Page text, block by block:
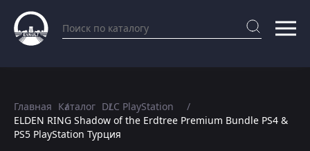
Главная Каталог DLC PlayStation
ELDEN RING Shadow of the Erdtree Premium Bundle PS4 &
PS5 PlayStation Турция